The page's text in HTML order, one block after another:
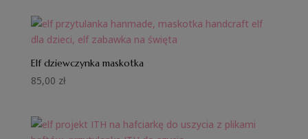
Elf dziewczynka maskotka
85,00 zł